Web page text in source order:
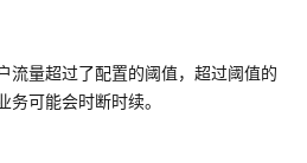
流量超过了配置的阈值，超过阈值的
可能会时断时续。